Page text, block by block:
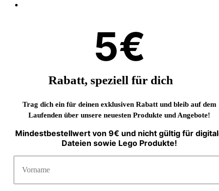
5€
Rabatt, speziell für dich
Trag dich ein für deinen exklusiven Rabatt und bleib auf dem
Laufenden über unsere neuesten Produkte und Angebote!
Mindestbestellwert von 9€ und nicht gültig für
Dateien sowie Lego Produkte!